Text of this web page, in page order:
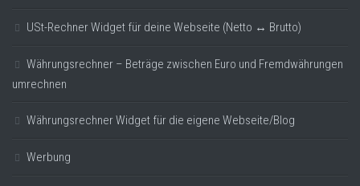
USt-Rechner Widget für deine Webseite (Netto ↔ Brutto)
Währungsrechner – Beträge zwischen Euro und Fremdwährungen
umrechnen
Währungsrechner Widget für die eigene Webseite/Blog
Werbung